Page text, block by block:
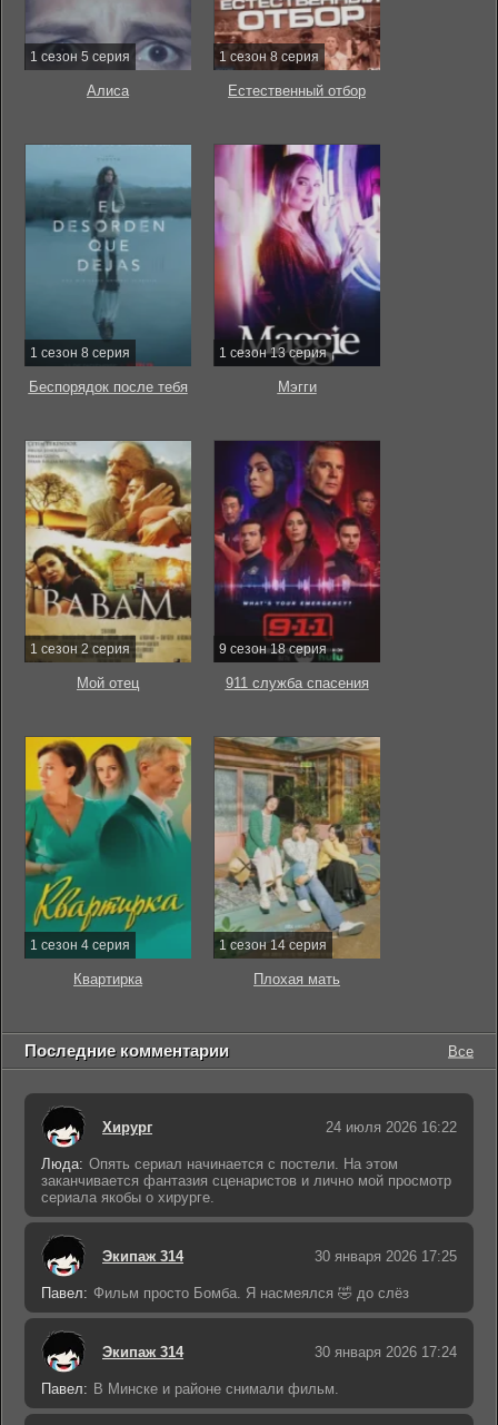
1 сезон 5 серия
Алиса
1 сезон 8 серия
Естественный отбор
1 сезон 8 серия
Беспорядок после тебя
1 сезон 13 серия
Мэгги
1 сезон 2 серия
Мой отец
9 сезон 18 серия
911 служба спасения
1 сезон 4 серия
Квартирка
1 сезон 14 серия
Плохая мать
Последние комментарии Все
Хирург 24 июля 2026 16:22
Люда: Опять сериал начинается с постели. На этом
заканчивается фантазия сценаристов и лично мой просмотр
сериала якобы о хирурге.
Экипаж 314 30 января 2026 17:25
Павел: Фильм просто Бомба. Я насмеялся 🤣 до слёз
Экипаж 314 30 января 2026 17:24
Павел: В Минске и районе снимали фильм.